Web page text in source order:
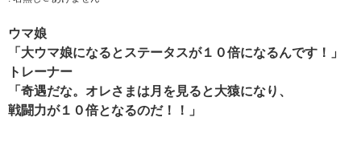
ウマ娘
「大ウマ娘になるとステータスが１０倍になるんです！」
トレーナー
「奇遇だな。オレさまは月を見ると大猿になり、
戦闘力が１０倍となるのだ！！」